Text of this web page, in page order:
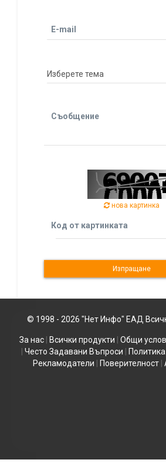
E-mail
Съобщение
нова картинка
Код от картинката
© 1998 - 2026 "Нет Инфо" ЕАД
За нас| Всички продукти
Общи
Често Задавани Въпроси
Рекламодатели
Поверителност